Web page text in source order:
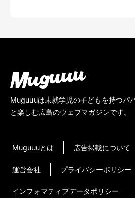
Muguuuは未就学児の子どもを持つパ
と楽しむ広島のウェブマガジンです。
Muguuuとは 広告掲載について
運営会社 プライバシーポリシー
インフォマティブデータポリシー